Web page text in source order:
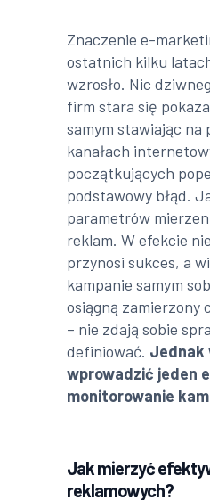
Znaczenie e-
ostatnich kilku
wzrosło. Nic
firm stara się
samym stawiając na
kanałach
początkujących
podstawowy błąd.
parametrów
reklam. W efekcie
przynosi sukces, a
kampanie samym
osiągną zamierzony
– nie zdają sobie
definiować. Jednak
wprowadzić jeden
monitorowanie
Jak mierzyć
reklamowych?